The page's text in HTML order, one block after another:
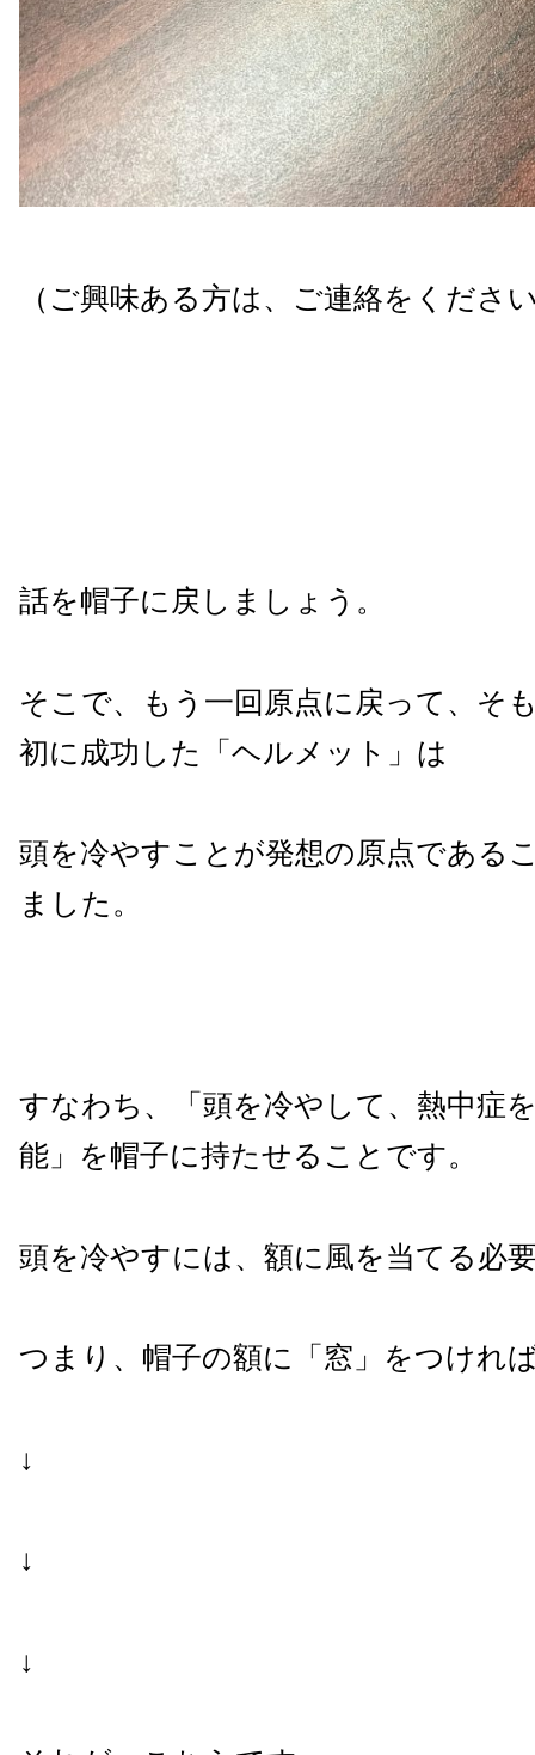
（ご興味ある方は、ご連絡をくださ
話を帽子に戻しましょう。
そこで、もう一回原点に戻って、そ
初に成功した「ヘルメット」は
頭を冷やすことが発想の原点である
ました。
すなわち、「頭を冷やして、熱中症
能」を帽子に持たせることです。
頭を冷やすには、額に風を当てる必
つまり、帽子の額に「窓」をつけれ
↓
↓
↓